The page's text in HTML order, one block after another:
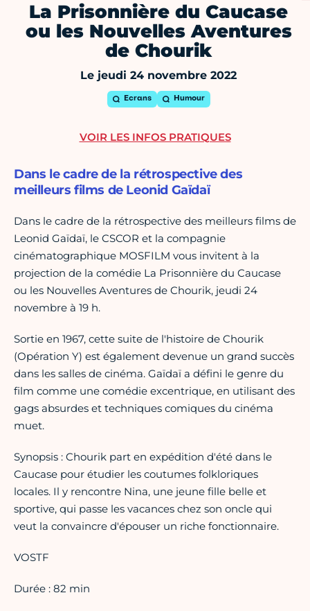
La Prisonnière du Caucase
ou les Nouvelles Aventures
de Chourik
Le jeudi 24 novembre 2022
Ecrans Humour
Dans le cadre de la rétrospective des
meilleurs films de Leonid Gaïdaï
Dans le cadre de la rétrospective des meilleurs films de
Leonid Gaïdaï, le CSCOR et la compagnie
cinématographique MOSFILM vous invitent à la
projection de la comédie La Prisonnière du Caucase
ou les Nouvelles Aventures de Chourik, jeudi 24
novembre à 19 h.
Sortie en 1967, cette suite de l'histoire de Chourik
(Opération Y) est également devenue un grand succès
dans les salles de cinéma. Gaïdaï a défini le genre du
film comme une comédie excentrique, en utilisant des
gags absurdes et techniques comiques du cinéma
muet.
Synopsis : Chourik part en expédition d'été dans le
Caucase pour étudier les coutumes folkloriques
locales. Il y rencontre Nina, une jeune fille belle et
sportive, qui passe les vacances chez son oncle qui
veut la convaincre d'épouser un riche fonctionnaire.
VOSTF
Durée : 82 min
VOIR LES INFOS PRATIQUES